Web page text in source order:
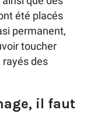
été placés
permanent,
toucher
des
il faut